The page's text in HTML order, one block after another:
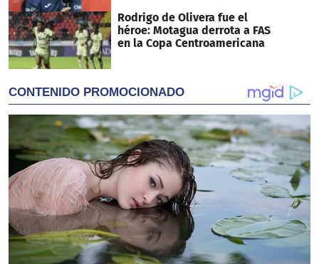
Rodrigo de Olivera fue el
héroe: Motagua derrota a FAS
en la Copa Centroamericana